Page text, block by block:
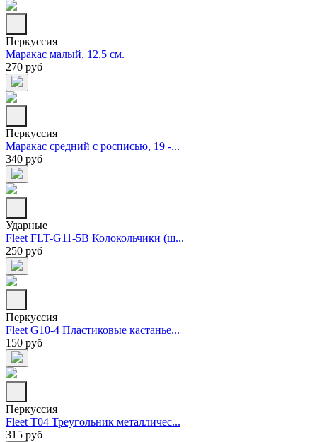
Перкуссия
Маракас малый, 12,5 см.
270 руб
Перкуссия
Маракас средний с росписью, 19 -...
340 руб
Ударные
Fleet FLT-G11-5B Колокольчики (ш...
250 руб
Перкуссия
Fleet G10-4 Пластиковые кастанье...
150 руб
Перкуссия
Fleet T04 Треугольник металличес...
315 руб